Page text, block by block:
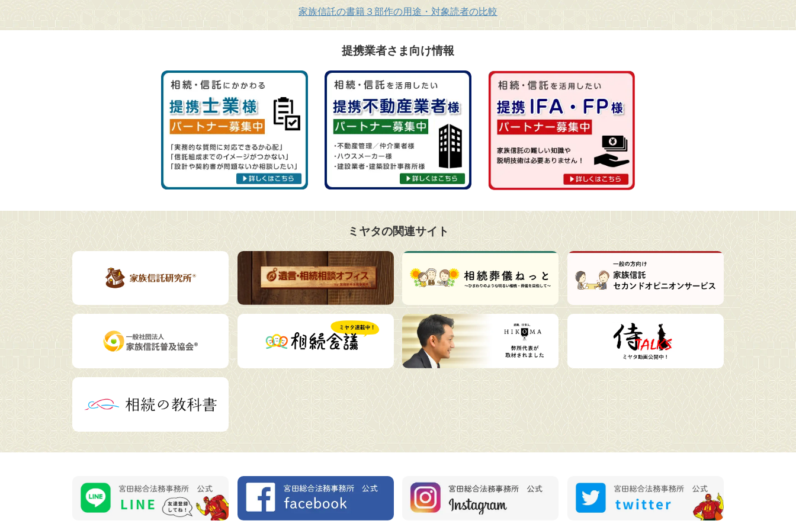
家族信託の書籍３部作の用途・対象読者の比較
提携業者さま向け情報
ミヤタの関連サイト